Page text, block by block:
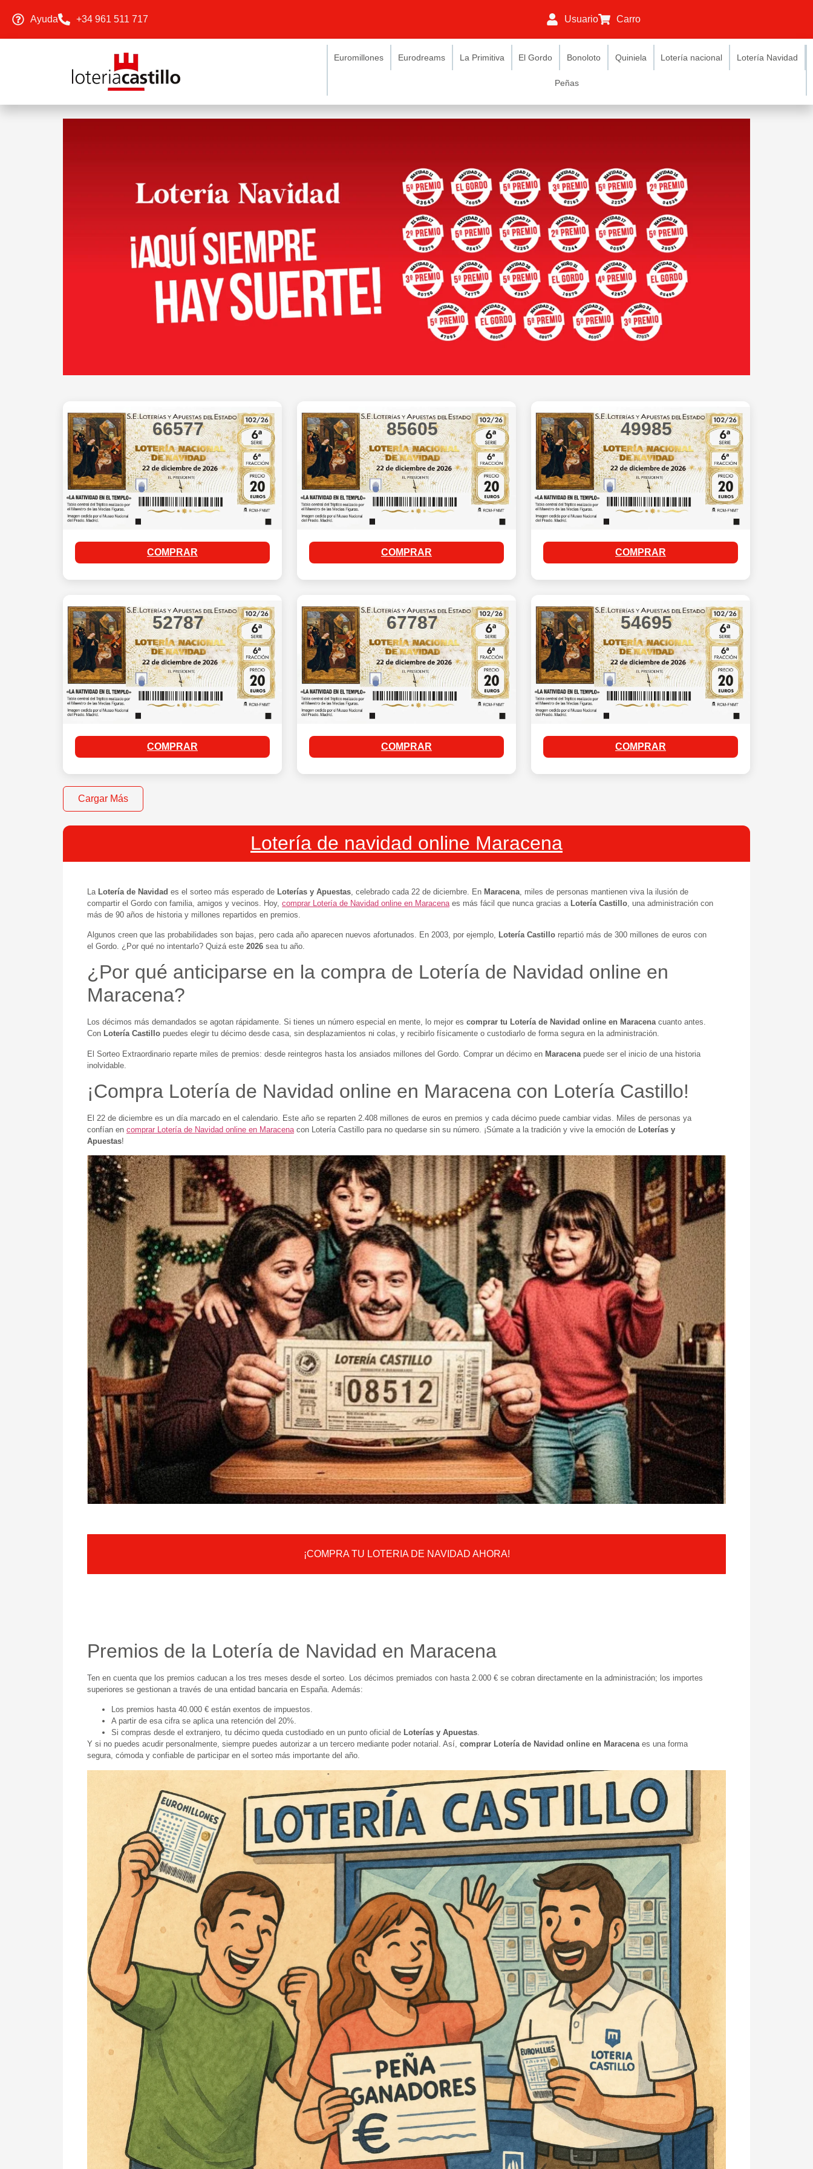
Ayuda +34 961 511 717 Usuario Carro
Euromillones Eurodreams La Primitiva El Gordo Bonoloto Quiniela Lotería nacional Lotería Navidad
Peñas
66577
COMPRAR
85605
COMPRAR
49985
COMPRAR
52787
COMPRAR
67787
COMPRAR
54695
COMPRAR
Cargar Más
Lotería de navidad online Maracena
La Lotería de Navidad es el sorteo más esperado de Loterías y Apuestas , celebrado cada 22 de diciembre. En Maracena , miles de personas mantienen viva la ilusión de
compartir el Gordo con familia, amigos y vecinos. Hoy, comprar Lotería de Navidad online en Maracena es más fácil que nunca gracias a Lotería Castillo , una administración con
más de 90 años de historia y millones repartidos en premios.
Algunos creen que las probabilidades son bajas, pero cada año aparecen nuevos afortunados. En 2003, por ejemplo, Lotería Castillo repartió más de 300 millones de euros con
el Gordo. ¿Por qué no intentarlo? Quizá este 2026 sea tu año.
¿Por qué anticiparse en la compra de Lotería de Navidad online en
Maracena?
Los décimos más demandados se agotan rápidamente. Si tienes un número especial en mente, lo mejor es comprar tu Lotería de Navidad online en Maracenacuanto antes.
Con Lotería Castillo puedes elegir tu décimo desde casa, sin desplazamientos ni colas, y recibirlo físicamente o custodiarlo de forma segura en la administración.
El Sorteo Extraordinario reparte miles de premios: desde reintegros hasta los ansiados millones del Gordo. Comprar un décimo en Maracena puede ser el inicio de una historia
inolvidable.
¡Compra Lotería de Navidad online en Maracena con Lotería Castillo!
El 22 de diciembre es un día marcado en el calendario. Este año se reparten 2.408 millones de euros en premios y cada décimo puede cambiar vidas. Miles de personas ya
confían en comprar Lotería de Navidad online en Maracenacon Lotería Castillo para no quedarse sin su número. ¡Súmate a la tradición y vive la emoción de Loterías y
Apuestas!
¡COMPRA TU LOTERIA DE NAVIDAD AHORA!
Premios de la Lotería de Navidad en Maracena
Ten en cuenta que los premios caducan a los tres meses desde el sorteo. Los décimos premiados con hasta 2.000 € se cobran directamente en la administración; los importes
superiores se gestionan a través de una entidad bancaria en España. Además:
Los premios hasta 40.000 € están exentos de impuestos.
A partir de esa cifra se aplica una retención del 20%.
Si compras desde el extranjero, tu décimo queda custodiado en un punto oficial de Loterías y Apuestas.
Y si no puedes acudir personalmente, siempre puedes autorizar a un tercero mediante poder notarial. Así, comprar Lotería de Navidad online en Maracenaes una forma
segura, cómoda y confiable de participar en el sorteo más importante del año.